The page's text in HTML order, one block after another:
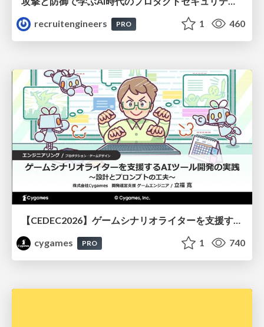
recruitengineers
PRO 1 460
【CEDEC2026】ゲームシナリオライターを支援するAIツール開発の実践 ― 設計とプロンプトの工夫 ―
cygames
PRO 1 740